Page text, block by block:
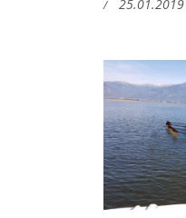
25.01.2019